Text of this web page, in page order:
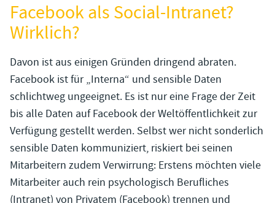
Facebook als Social-Intranet?
Wirklich?
Davon ist aus einigen Gründen dringend abraten.
Facebook ist für „Interna“ und sensible Daten
schlichtweg ungeeignet. Es ist nur eine Frage der Zeit
bis alle Daten auf Facebook der Weltöffentlichkeit zur
Verfügung gestellt werden. Selbst wer nicht sonderlich
sensible Daten kommuniziert, riskiert bei seinen
Mitarbeitern zudem Verwirrung: Erstens möchten viele
Mitarbeiter auch rein psychologisch Berufliches
(Intranet) von Privatem (Facebook) trennen und